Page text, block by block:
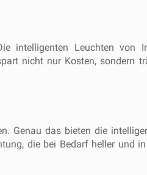
intelligenten Leuchten von
nicht nur Kosten, sondern
Genau das bieten die
die bei Bedarf heller und